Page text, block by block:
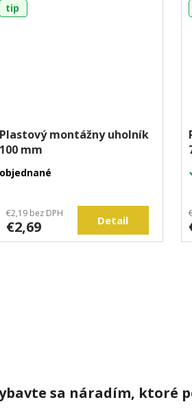
tip
Plastový montážny uholník
100 mm
objednané
€2,19 bez DPH
€2,69 Detail
sa náradím, ktoré